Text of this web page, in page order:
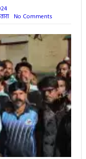
No Comments